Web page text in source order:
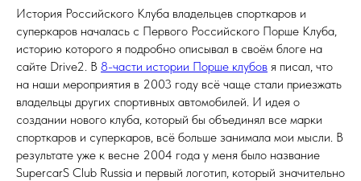
История Российского Клуба владельцев спорткаров и
суперкаров началась с Первого Российского Порше Клуба,
историю которого я подробно описывал в своём блоге на
сайте Drive2. В 8-части истории Порше клубов я писал, что
на наши мероприятия в 2003 году всё чаще стали приезжать
владельцы других спортивных автомобилей. И идея о
создании нового клуба, который бы объединял все марки
спорткаров и суперкаров, всё больше занимала мои мысли. В
результате уже к весне 2004 года у меня было название
SupercarS Club Russia и первый логотип, который значительно